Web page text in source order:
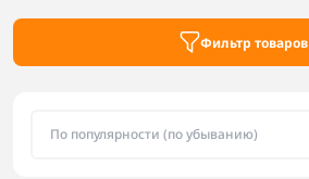
Фильтр товаров